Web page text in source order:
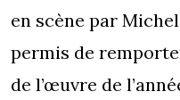
en scène par
permis de
de l’œuvre de